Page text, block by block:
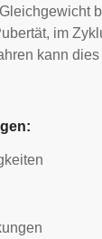
im
kann